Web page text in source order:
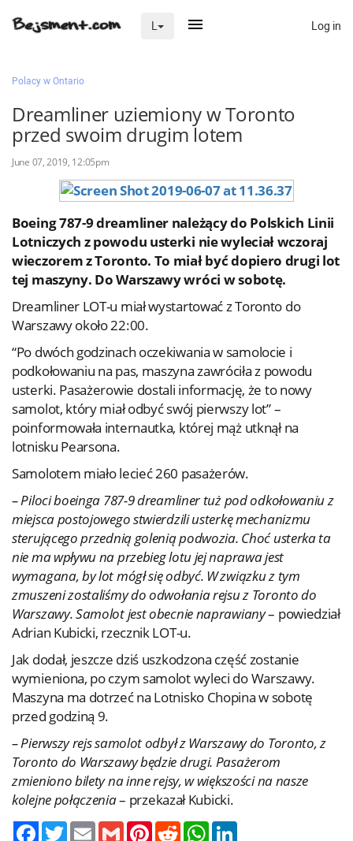
Na skróty
Zaloguj przez Clascal
×
Log in
Polacy w Ontario
Dreamliner uziemiony w Toronto
przed swoim drugim lotem
June 07, 2019, 12:05pm
Boeing 787-9 dreamliner należący do Polskich Linii
Lotniczych z powodu usterki nie wyleciał wczoraj
wieczorem z Toronto. To miał być dopiero drugi lot
tej maszyny. Do Warszawy wróci w sobotę.
Dreamliner LOT-u miał wystartować z Toronto do
Warszawy około 22:00.
“Po dwóch godzinach oczekiwania w samolocie i
podkołowaniu na pas, maszyna zawróciła z powodu
usterki. Pasażerowie dostali informację, że to nowy
samolot, który miał odbyć swój pierwszy lot” –
poinformowała internautka, której mąż utknął na
lotnisku Pearsona.
Samolotem miało lecieć 260 pasażerów.
– Piloci boeinga 787-9 dreamliner tuż pod odkołowaniu z
miejsca postojowego stwierdzili usterkę mechanizmu
sterującego przednią golenią podwozia. Choć usterka ta
nie ma wpływu na przebieg lotu jej naprawa jest
wymagana, by lot mógł się odbyć. W związku z tym
zmuszeni zostaliśmy do odwołania rejsu z Toronto do
Warszawy. Samolot jest obecnie naprawiany– powiedział
Adrian Kubicki, rzecznik LOT-u.
Jak dodał, jeszcze dziś uszkodzona część zostanie
wymieniona, po czym samolot wyleci do Warszawy.
Maszyna ma dotrzeć na Lotnisko Chopina w sobotę
przed godziną 9.
– Pierwszy rejs samolot odbył z Warszawy do Toronto, z
Toronto do Warszawy będzie drugi. Pasażerom
zmieniono bilety na inne rejsy, w większości na nasze
kolejne połączenia– przekazał Kubicki.
TwitterEmail Gmail PinterestReddit WhatsApp